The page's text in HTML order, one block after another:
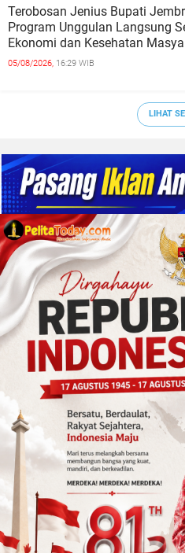
Terobosan Jenius Bupati
Program Unggulan Langsung
Ekonomi dan Kesehatan
05/08/2026, 16:29 WIB
LIHAT